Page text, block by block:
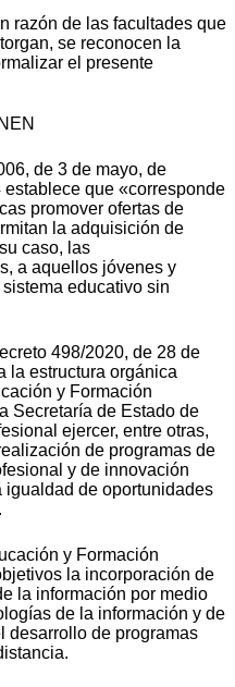
razón de las facultades que
se reconocen la
el presente
de 3 de mayo, de
que «corresponde
promover ofertas de
la adquisición de
caso, las
a aquellos jóvenes y
educativo sin
498/2020, de 28 de
la estructura orgánica
y Formación
Secretaría de Estado de
ejercer, entre otras,
de programas de
y de innovación
igualdad de oportunidades
y Formación
la incorporación de
la información por medio
de la información y de
desarrollo de programas